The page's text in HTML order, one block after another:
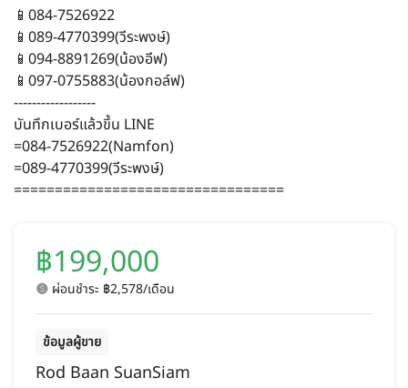
📱084-7526922
📱089-4770399(วีระพงษ์)
📱094-8891269(น้องอีฟ)
📱097-0755883(น้องกอล์ฟ)
------------------
บันทึกเบอร์แล้วขึ้น LINE
=084-7526922(Namfon)
=089-4770399(วีระพงษ์)
=================================
฿199,000
ผ่อนชำระ ฿2,578/เดือน
ข้อมูลผู้ขาย
Rod Baan SuanSiam